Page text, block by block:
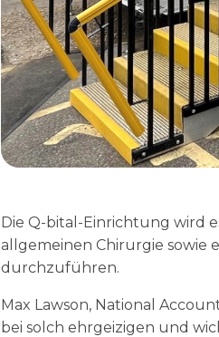
Die Q-bital-Einrichtung wird
allgemeinen Chirurgie sowie
durchzuführen.
Max Lawson, National
bei solch ehrgeizigen und